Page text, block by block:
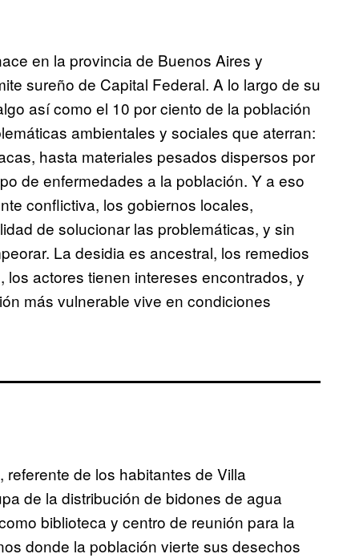
en la provincia de Buenos Aires y
sureño de Capital Federal. A lo largo de su
así como el 10 por ciento de la población
ambientales y sociales que aterran:
hasta materiales pesados dispersos por
de enfermedades a la población. Y a eso
conflictiva, los gobiernos locales,
de solucionar las problemáticas, y sin
La desidia es ancestral, los remedios
actores tienen intereses encontrados, y
más vulnerable vive en condiciones
de los habitantes de Villa
de la distribución de bidones de agua
biblioteca y centro de reunión para la
donde la población vierte sus desechos